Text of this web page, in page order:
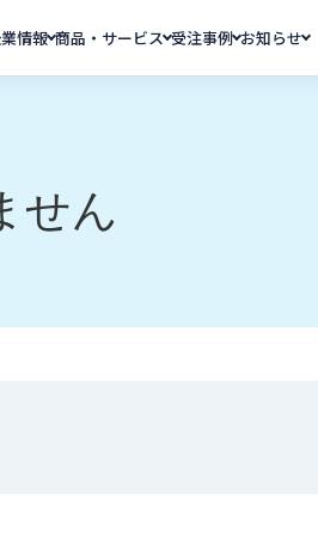
情報 商品・サービス 受注事例 お知らせ
せん